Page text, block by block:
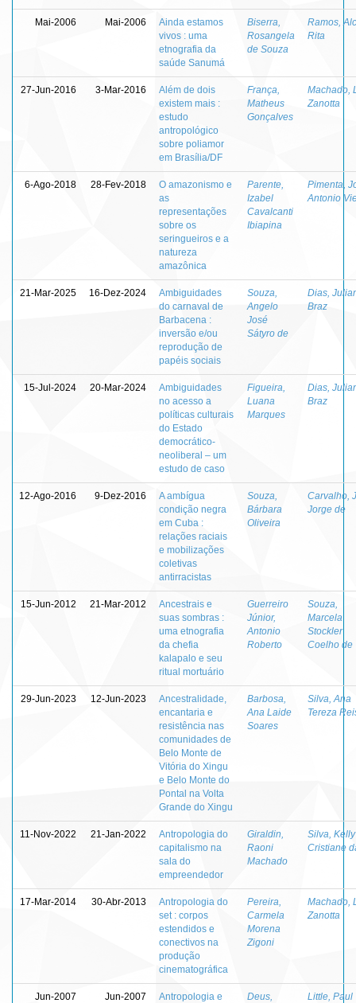
Mai-2006 Mai-2006
Ainda estamos
vivos : uma
etnografia da
saúde Sanumá
Biserra,
Rosangela
de Souza
Ramos,
Rita
27-Jun-2016 3-Mar-2016
Além de dois
existem mais :
estudo
antropológico
sobre poliamor
em Brasília/DF
França,
Matheus
Gonçalves
Machado,
Zanotta
6-Ago-2018 28-Fev-2018
O amazonismo e
as
representações
sobre os
seringueiros e a
natureza
amazônica
Parente,
Izabel
Cavalcanti
Ibiapina
Pimenta,
Antonio
21-Mar-2025 16-Dez-2024
Ambiguidades
do carnaval de
Barbacena :
inversão e/ou
reprodução de
papéis sociais
Souza,
Angelo
José
Sátyro de
Dias,
Braz
15-Jul-2024 20-Mar-2024
Ambiguidades
no acesso a
políticas culturais
do Estado
democrático-
neoliberal – um
estudo de caso
Figueira,
Luana
Marques
Dias,
Braz
12-Ago-2016 9-Dez-2016
A ambígua
condição negra
em Cuba :
relações raciais
e mobilizações
coletivas
antirracistas
Souza,
Bárbara
Oliveira
Carvalho,
Jorge de
15-Jun-2012 21-Mar-2012
Ancestrais e
suas sombras :
uma etnografia
da chefia
kalapalo e seu
ritual mortuário
Guerreiro
Júnior,
Antonio
Roberto
Souza,
Marcela
Stockler
Coelho de
29-Jun-2023 12-Jun-2023
Ancestralidade,
encantaria e
resistência nas
comunidades de
Belo Monte de
Vitória do Xingu
e Belo Monte do
Pontal na Volta
Grande do Xingu
Barbosa,
Ana Laide
Soares
Silva, Ana
Tereza
11-Nov-2022 21-Jan-2022
Antropologia do
capitalismo na
sala do
empreendedor
Giraldin,
Raoni
Machado
Silva, Kelly
Cristiane
17-Mar-2014 30-Abr-2013
Antropologia do
set : corpos
estendidos e
conectivos na
produção
cinematográfica
Pereira,
Carmela
Morena
Zigoni
Machado,
Zanotta
Jun-2007 Jun-2007
Antropologia e
Deus,
Little, Paul